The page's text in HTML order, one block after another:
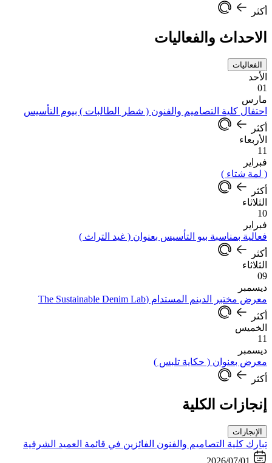
أكثر
الاحداث والفعاليات
الفعاليات
الأحد
01
مارس
احتفال كلية التصاميم والفنون ( شطر الطالبات ) بيوم التأسيس
أكثر
الأربعاء
11
فبراير
( لمة شتاء )
أكثر
الثلاثاء
10
فبراير
فعالية بمناسبة بيو التأسيس بعنوان ( غيد التراث )
أكثر
الثلاثاء
09
ديسمبر
معرض مختبر الدينم المستدام (The Sustainable Denim Lab
أكثر
الخميس
11
ديسمبر
معرض بعنوان ( حكاية تلبس )
أكثر
إنجازات الكلية
الإنجازات
تبارك كلية التصاميم والفنون الفائزين في قائمة العميد الشرفية